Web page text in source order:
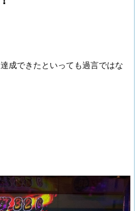
成できたといっても過言ではな